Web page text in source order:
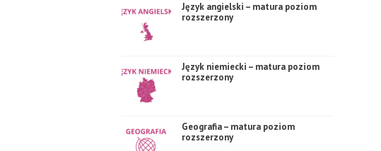
Język angielski – matura poziom
rozszerzony
Język niemiecki – matura poziom
rozszerzony
Geografia – matura poziom
rozszerzony